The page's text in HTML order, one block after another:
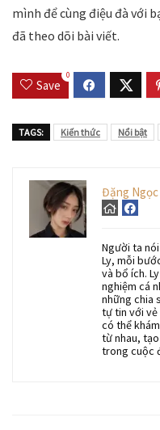
mình để cùng điệu đà với
đã theo dõi bài viết.
Save
0
TAGS: Kiến thức Nổi bật
Đặng Ngọc
Người ta
Ly, mỗi
và bổ ích.
nghiệm cá
những chia
tự tin với vẻ
có thể
từ nhau,
trong cuộc